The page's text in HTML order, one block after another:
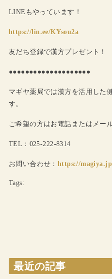
LINEもやっています！
https://lin.ee/KYsou2a
友だち登録で漢方プレゼント！
●●●●●●●●●●●●●●●●●●●●
マギヤ薬局では漢方を活用した
す。
ご希望の方はお電話またはメー
TEL：025-222-8314
お問い合わせ： https://
Tags:
最近の記事